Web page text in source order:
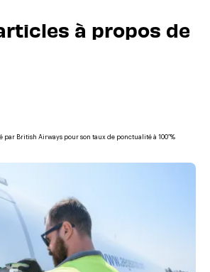
à propos de
par British Airways pour son taux de ponctualité à 100 %